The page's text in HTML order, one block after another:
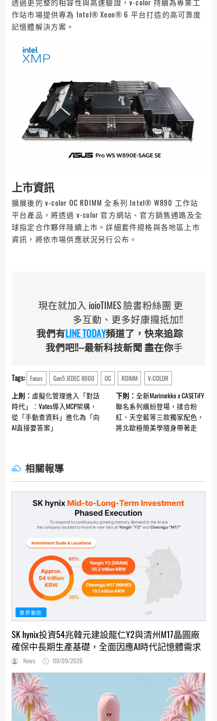
作站市場提供專為 Intel® Xeon® 6 平台打造的高可靠度
記憶體解決方案。
上市資訊
擴展後的 v-color OC RDIMM 全系列 Intel® W890 工作站
平台產品，將透過 v-color 官方網站、官方銷售通路及全
球指定合作夥伴陸續上市。詳細套件規格與各地區上市
資訊，將依市場供應狀況另行公布。
現在就加入 ioioTIMES 臉書粉絲團 更
多互動、更多好康攏抵加!!
我們有LINE TODAY頻道了，快來追踪
我們吧!!--最新科技新聞 盡在你手
Tags: Focus Gen5 JEDEC 8000 OC RDIMM V-COLOR
Continue
Reading
上則： 虛擬化管理進入「對話
時代」：Vates導入MCP架構，
從「手動查資料」進化為「向
AI直接要答案」
下則： 全新Marimekko x CASETiFY
聯名系列繽紛登場，揉合粉
紅、天空藍等三款獨家配色，
將北歐極簡美學隨身帶著走
相關報導
業界動態
SK hynix投資54兆韓元建設龍仁Y2與清州M17晶圓廠
確保中長期生產基礎，全面因應AI時代記憶體需求
News 08/09/2026